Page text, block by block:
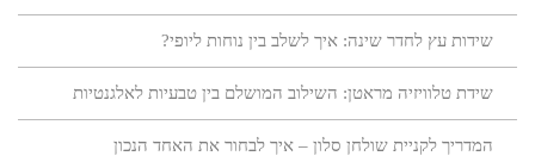
שידות עץ לחדר שינה: איך לשלב בין נוחות ליופי?
שידת טלוויזיה מראטן: השילוב המושלם בין טבעיות לאלגנטיות
המדריך לקניית שולחן סלון – איך לבחור את האחד הנכון